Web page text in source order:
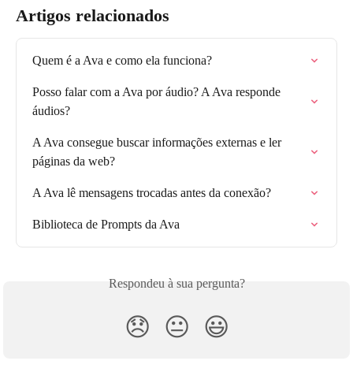
Artigos relacionados
Quem é a Ava e como ela funciona?
Posso falar com a Ava por áudio? A Ava responde
áudios?
A Ava consegue buscar informações externas e ler
páginas da web?
A Ava lê mensagens trocadas antes da conexão?
Biblioteca de Prompts da Ava
Respondeu à sua pergunta?
😞 😐 😃